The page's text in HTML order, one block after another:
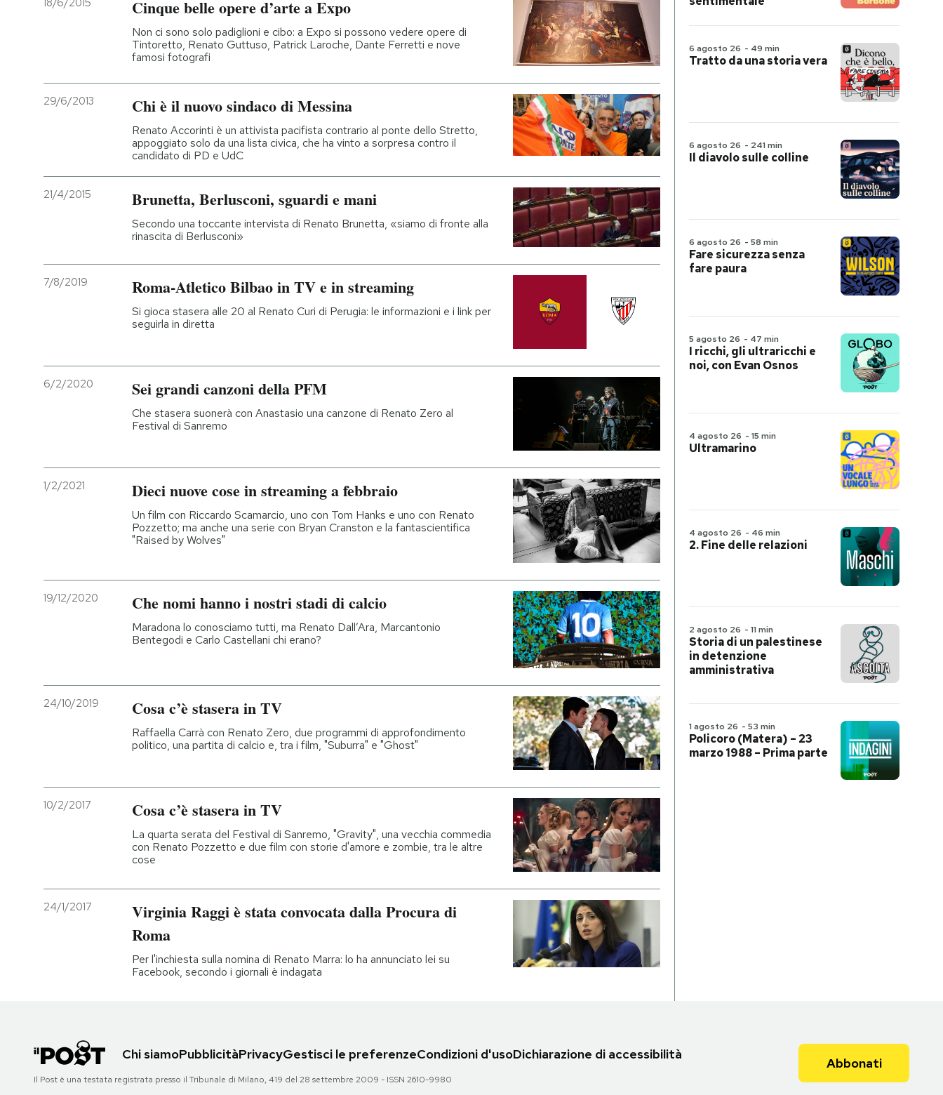
Cinque belle opere d’arte a Expo
Non ci sono solo padiglioni e cibo: a Expo si possono vedere opere di
Tintoretto, Renato Guttuso, Patrick Laroche, Dante Ferretti e nove
famosi fotografi
29/6/2013 Chi è il nuovo sindaco di Messina
Renato Accorinti è un attivista pacifista contrario al ponte dello Stretto,
appoggiato solo da una lista civica, che ha vinto a sorpresa contro il
candidato di PD e UdC
21/4/2015 Brunetta, Berlusconi, sguardi e mani
Secondo una toccante intervista di Renato Brunetta, «siamo di fronte alla
rinascita di Berlusconi»
7/8/2019 Roma-Atletico Bilbao in TV e in streaming
Si gioca stasera alle 20 al Renato Curi di Perugia: le informazioni e i link per
seguirla in diretta
6/2/2020 Sei grandi canzoni della PFM
Che stasera suonerà con Anastasio una canzone di Renato Zero al
Festival di Sanremo
1/2/2021 Dieci nuove cose in streaming a febbraio
Un film con Riccardo Scamarcio, uno con Tom Hanks e uno con Renato
Pozzetto; ma anche una serie con Bryan Cranston e la fantascientifica
"Raised by Wolves"
19/12/2020 Che nomi hanno i nostri stadi di calcio
Maradona lo conosciamo tutti, ma Renato Dall’Ara, Marcantonio
Bentegodi e Carlo Castellani chi erano?
24/10/2019 Cosa c’è stasera in TV
Raffaella Carrà con Renato Zero, due programmi di approfondimento
politico, una partita di calcio e, tra i film, "Suburra" e "Ghost"
10/2/2017 Cosa c’è stasera in TV
La quarta serata del Festival di Sanremo, "Gravity", una vecchia commedia
con Renato Pozzetto e due film con storie d'amore e zombie, tra le altre
cose
24/1/2017
Virginia Raggi è stata convocata dalla Procura di
Roma
Per l'inchiesta sulla nomina di Renato Marra: lo ha annunciato lei su
Facebook, secondo i giornali è indagata
6 agosto 26 - 49 min
Tratto da una storia vera
6 agosto 26 - 241 min
Il diavolo sulle colline
6 agosto 26 - 58 min
Fare sicurezza senza
fare paura
5 agosto 26 - 47 min
I ricchi, gli ultraricchi e
noi, con Evan Osnos
4 agosto 26 - 15 min
Ultramarino
4 agosto 26 - 46 min
2. Fine delle relazioni
2 agosto 26 - 11 min
Storia di un palestinese
in detenzione
amministrativa
1 agosto 26 - 53 min
Policoro (Matera) – 23
marzo 1988 – Prima parte
Chi siamoPubblicitàPrivacyGestisci le preferenzeCondizioni d'usoDichiarazione di accessibilità
Il Post è una testata registrata presso il Tribunale di Milano, 419 del 28 settembre 2009 - ISSN 2610-9980
Abbonati